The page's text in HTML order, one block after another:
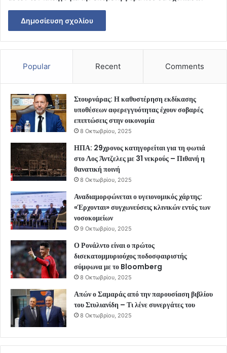
Popular Recent Comments
Στουρνάρας: Η καθυστέρηση εκδίκασης
υποθέσεων αφερεγγυότητας έχουν σοβαρές
επιπτώσεις στην οικονομία
8 Οκτωβρίου, 2025
ΗΠΑ: 29χρονος κατηγορείται για τη φωτιά
στο Λος Άντζελες με 31 νεκρούς – Πιθανή η
θανατική ποινή
8 Οκτωβρίου, 2025
Αναδιαμορφώνεται ο υγειονομικός χάρτης:
«Έρχονται» συγχωνεύσεις κλινικών εντός των
νοσοκομείων
9 Οκτωβρίου, 2025
Ο Ρονάλντο είναι ο πρώτος
δισεκατομμυριούχος ποδοσφαιριστής
σύμφωνα με το Bloomberg
8 Οκτωβρίου, 2025
Απών ο Σαμαράς από την παρουσίαση βιβλίου
του Στυλιανίδη – Τι λένε συνεργάτες του
8 Οκτωβρίου, 2025